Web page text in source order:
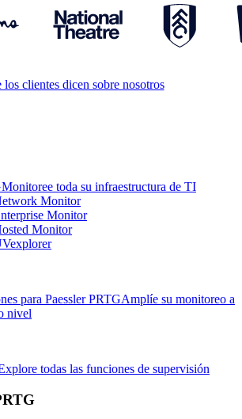
los clientes dicen sobre nosotros
Monitoree toda su infraestructura de TI
Monitor
Monitor
Monitor
para Paessler PRTGAmplíe su monitoreo a
nivel
todas las funciones de supervisión